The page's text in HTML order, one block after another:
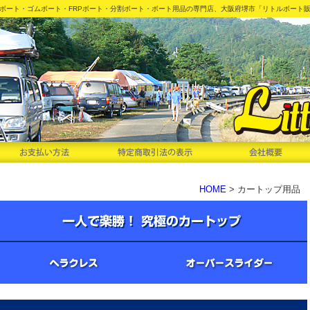
ート・ゴムボート・FRPボート・分割ボート・ボート用品の専門店、大阪府堺市「リトルボート
HOME > カートップ用品